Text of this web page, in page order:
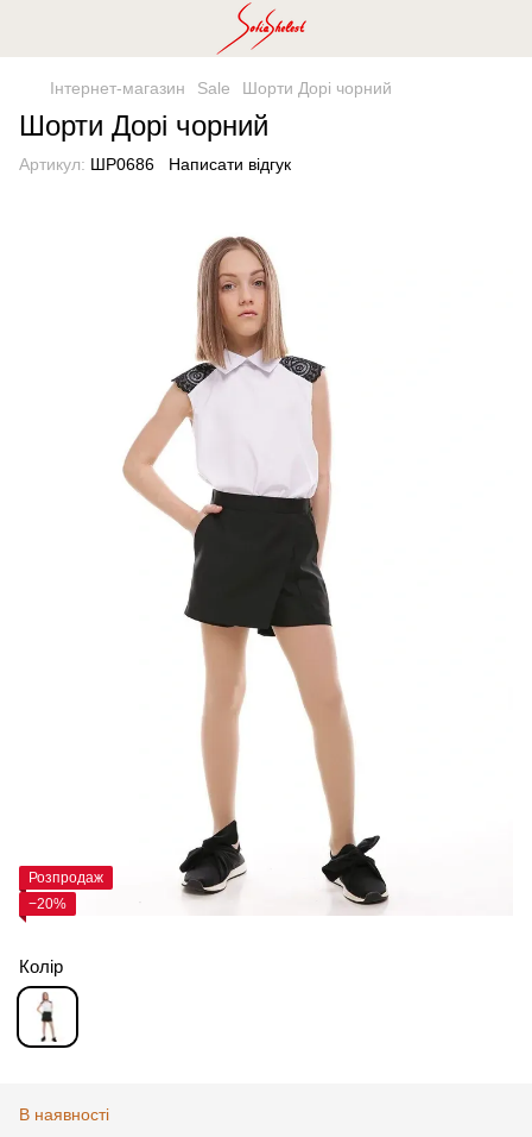
Інтернет-магазин Sale Шорти Дорі чорний
Шорти Дорі чорний
Артикул: ШР0686 Написати відгук
Розпродаж
−20%
Колір
В наявності